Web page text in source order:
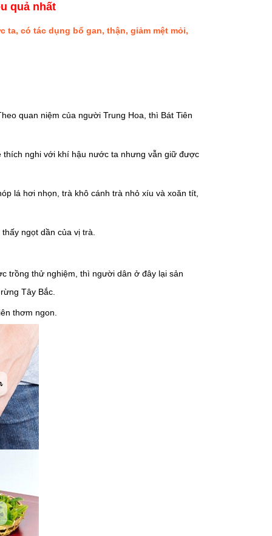
quả nhất
có tác dụng bổ gan, thận, giảm mệt mỏi,
quan niệm của người Trung Hoa, thì Bát Tiên
nghi với khí hậu nước ta nhưng vẫn giữ được
lá hơi nhọn, trà khô cánh trà nhỏ xíu và xoăn tít,
ngọt dần của vị trà.
trồng thử nghiệm, thì người dân ở đây lại sản
Tây Bắc.
thơm ngon.